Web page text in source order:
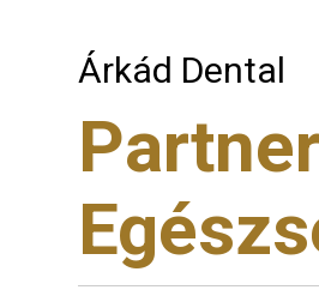
Árkád Dental